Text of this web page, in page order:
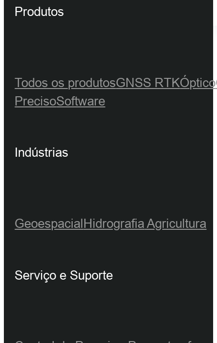
Produtos
Todos os produtosGNSS RTKÓptico
PrecisoSoftware
Indústrias
GeoespacialHidrografiaAgricultura
Serviço e Suporte